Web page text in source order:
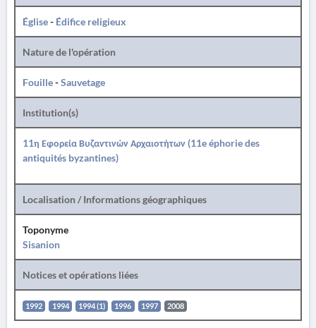
Église- Édifice religieux
Nature de l'opération
Fouille-Sauvetage
Institution(s)
11η Εφορεία Βυζαντινών Αρχαιοτήτων (11e éphorie des
antiquités byzantines)
Localisation / Informations géographiques
Toponyme
Sisanion
Notices et opérations liées
1992 1994 1994 (1) 1996 1997 2008